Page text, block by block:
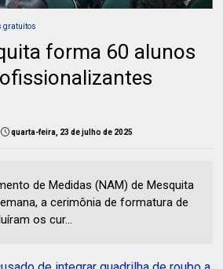
gratuitos
forma 60 alunos
quarta-feira, 23 de julho de 2025
de Medidas (NAM) de Mesquita
a cerimônia de formatura de
os cur...